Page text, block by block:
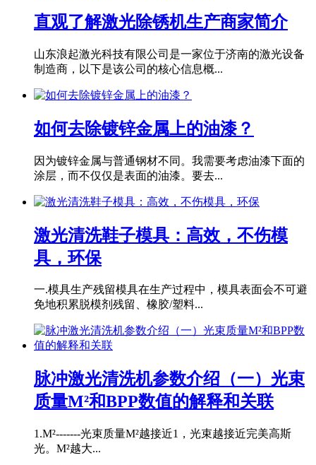
直观了解激光除锈机生产商家简介
山东浪起激光科技有限公司是一家位于济南的激光设备
制造商，以下是该公司的核心信息概...
如何去除镀锌金属上的油漆？
因为镀锌金属与普通钢材不同。我需要考虑油漆下面的
涂层，而不仅仅是表面的油漆。要去...
激光清洗鞋子模具：高效，不伤模
具，环保
一.模具生产残留模具在生产过程中，模具表面会不可避
免地积累脱模剂残留、橡胶/塑料...
脉冲激光清洗机参数介绍（一）光束
质量M²和BPP数值的解释和关联
1.M²-------光束质量M²越接近1，光束越接近完美高斯
光。M²越大...